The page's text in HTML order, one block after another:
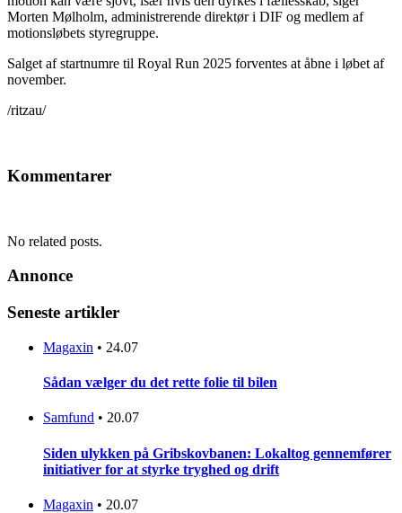
Morten Mølholm, administrerende direktør i DIF og medlem af
motionsløbets styregruppe.
Salget af startnumre til Royal Run 2025 forventes at åbne i løbet af
november.
/ritzau/
Kommentarer
No related posts.
Annonce
Seneste artikler
Magaxin • 24.07
Sådan vælger du det rette folie til bilen
Samfund • 20.07
Siden ulykken på Gribskovbanen: Lokaltog gennemfører
initiativer for at styrke tryghed og drift
Magaxin • 20.07